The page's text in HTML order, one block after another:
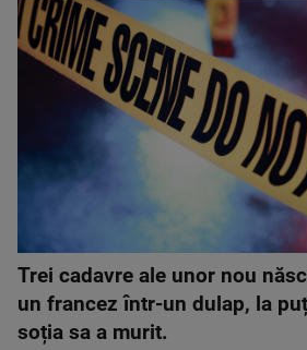
Trei cadavre ale unor nou
un francez într-un dulap, la
soția sa a murit.